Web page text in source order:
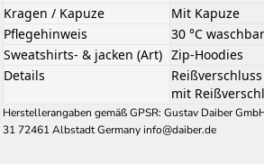
Kragen / Kapuze
Mit Kapuze
Pflegehinweis
30 °C waschbar
Sweatshirts- & jacken (Art) Zip-Hoodies
Details
mit
Herstellerangaben gemäß GPSR: Gustav Daiber
31 72461 Albstadt Germany info@daiber.de